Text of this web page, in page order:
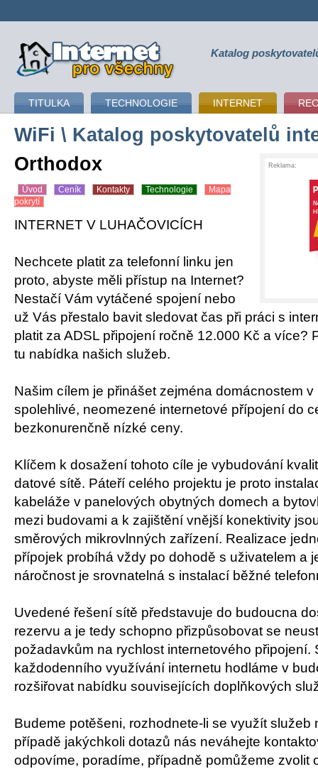
připojení k internetu Katalog
TITULKA TECHNOLOGIE INTERNET
WiFi \ Katalog poskytovatelů
Reklama:
Orthodox
Úvod Ceník Kontakty Technologie
Mapa
pokrytí
INTERNET V LUHAČOVICÍCH
Nechcete platit za telefonní linku jen
proto, abyste měli přístup na Internet?
Nestačí Vám vytáčené spojení nebo
už Vás přestalo bavit sledovat čas při práci s
platit za ADSL připojení ročně 12.000 Kč a více?
tu nabídka našich služeb.
Našim cílem je přinášet zejména domácnostem
spolehlivé, neomezené internetové přípojení do
bezkonurenčně nízké ceny.
Klíčem k dosažení tohoto cíle je vybudování
datové sítě. Páteří celého projektu je proto
kabeláže v panelových obytných domech a
mezi budovami a k zajištění vnější konektivity
směrových mikrovlnných zařízení. Realizace
přípojek probíhá vždy po dohodě s uživatelem a
náročnost je srovnatelná s instalací běžné
Uvedené řešení sítě představuje do budoucna
rezervu a je tedy schopno přizpůsobovat se
požadavkům na rychlost internetového připojení.
každodenního využívání internetu hodláme v
rozšiřovat nabídku souvisejících doplňkových
Budeme potěšeni, rozhodnete-li se využít služeb
případě jakýchkoli dotazů nás neváhejte
odpovíme, poradíme, případně pomůžeme zvolit